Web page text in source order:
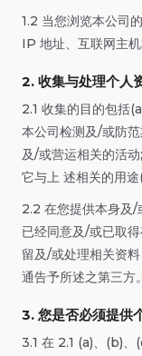
1.2 当您浏览本公司
IP 地址、互联网主
2. 收集与处理个人
2.1 收集的目的包括
本公司检测及/或防
及/或营运相关的活
它与上 述相关的用途(
2.2 在您提供本身及/
已经同意及/或已取
留及/或处理相关资
通告予所述之第三方。
3. 您是否必须提供
3.1 在 2.1 (a)、(b)、